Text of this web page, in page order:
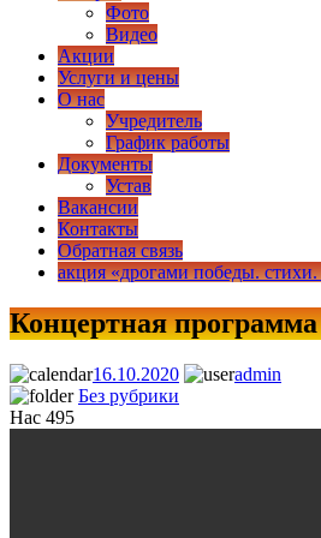
Фото
Видео
Акции
Услуги и цены
О нас
Учредитель
График работы
Документы
Устав
Вакансии
Контакты
Обратная связь
акция «дрогами победы. стихи.
МЦНТ и Д
Концертная
16.10.2020
admin
Без рубрики
Нас 495